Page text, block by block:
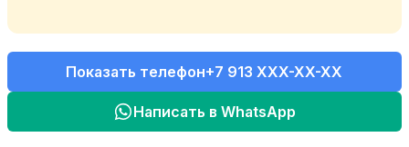
Показать телефон+7 913 XXX-XX-XX
Написать в WhatsApp